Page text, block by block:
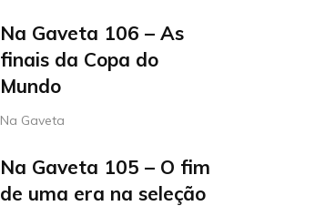
Na Gaveta 106 – As
finais da Copa do
Mundo
Na Gaveta
Na Gaveta 105 – O fim
de uma era na seleção